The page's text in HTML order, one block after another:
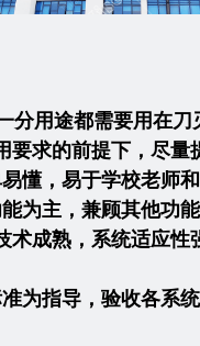
分用途都需要用在刀
要求的前提下，尽量
懂，易于学校老师和
为主，兼顾其他功
术成熟，系统适应性
为指导，验收各系